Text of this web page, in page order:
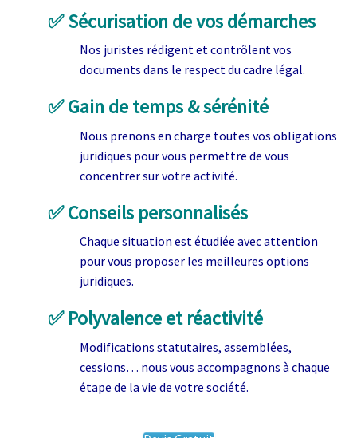
✅Sécurisation de vos démarches
Nos juristes rédigent et contrôlent vos
documents dans le respect du cadre légal.
✅Gain de temps & sérénité
Nous prenons en charge toutes vos obligations
juridiques pour vous permettre de vous
concentrer sur votre activité.
✅Conseils personnalisés
Chaque situation est étudiée avec attention
pour vous proposer les meilleures options
juridiques.
✅Polyvalence et réactivité
Modifications statutaires, assemblées,
cessions… nous vous accompagnons à chaque
étape de la vie de votre société.